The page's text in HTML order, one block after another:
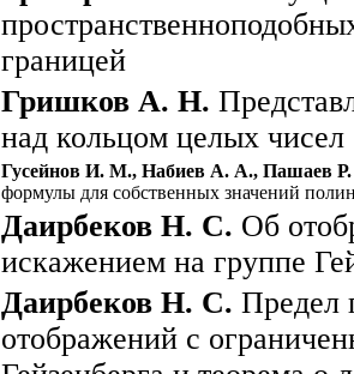
границей
Гришков А. Н.
над кольцом целых чисел
Гусейнов И. М., Набиев А. А., Пашаев Р.
формулы для собственных значений
Даирбеков Н. С. Об
искажением на группе
Даирбеков Н. С. Предел
отображений с